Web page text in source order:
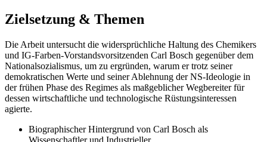
Zielsetzung & Themen
Die Arbeit untersucht die widersprüchliche Haltung des Chemikers
und IG-Farben-Vorstandsvorsitzenden Carl Bosch gegenüber dem
Nationalsozialismus, um zu ergründen, warum er trotz seiner
demokratischen Werte und seiner Ablehnung der NS-Ideologie in
der frühen Phase des Regimes als maßgeblicher Wegbereiter für
dessen wirtschaftliche und technologische Rüstungsinteressen
agierte.
Biographischer Hintergrund von Carl Bosch als